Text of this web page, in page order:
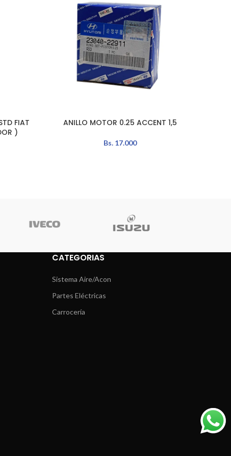
FIAT
)
AÑADIR AL CARRITO
ANILLO MOTOR 0.25 ACCENT 1,5
Bs. 17.000
CATEGORIAS
Sistema Aire/Acon
Partes Eléctricas
Carrocería